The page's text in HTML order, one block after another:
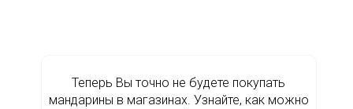
Теперь Вы точно не будете покупать
мандарины в магазинах. Узнайте, как можно